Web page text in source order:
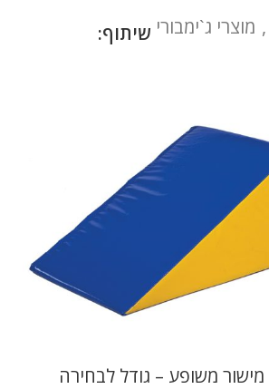
, מוצרי ג`ימבורי שיתוף:
מישור משופע – גודל לבחירה